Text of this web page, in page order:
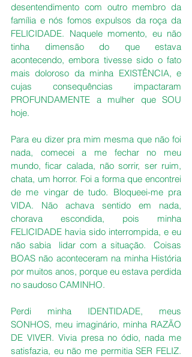
desentendimento com outro membro da
família e nós fomos expulsos da roça da
FELICIDADE. Naquele momento, eu não
tinha dimensão do que estava
acontecendo, embora tivesse sido o fato
mais doloroso da minha EXISTÊNCIA, e
cujas consequências impactaram
PROFUNDAMENTE a mulher que SOU
hoje.
Para eu dizer pra mim mesma que não foi
nada, comecei a me fechar no meu
mundo, ficar calada, não sorrir, ser ruim,
chata, um horror. Foi a forma que encontrei
de me vingar de tudo. Bloqueei-me pra
VIDA. Não achava sentido em nada,
chorava escondida, pois minha
FELICIDADE havia sido interrompida, e eu
não sabia  lidar com a situação.  Coisas
BOAS não aconteceram na minha História
por muitos anos, porque eu estava perdida
no saudoso CAMINHO.
Perdi minha IDENTIDADE, meus
SONHOS, meu imaginário, minha RAZÃO
DE VIVER. Vivia presa no ódio, nada me
satisfazia, eu não me permitia SER FELIZ.